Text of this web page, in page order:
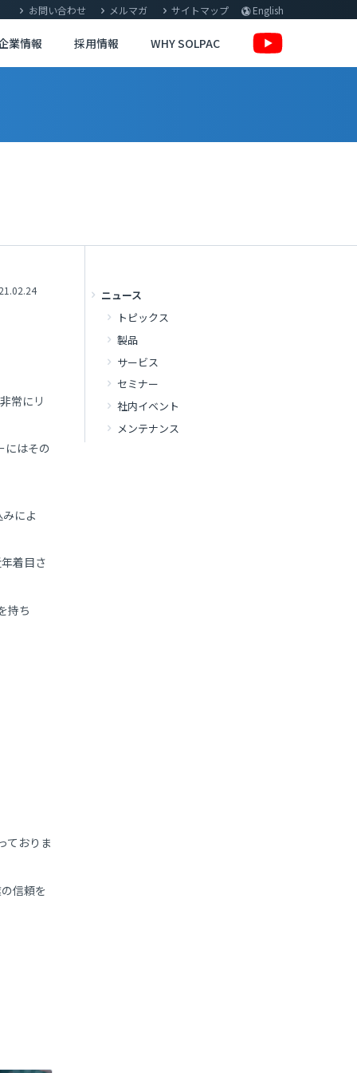
お問い合わせ メルマガ サイトマップ English
業情報 採用情報 WHY SOLPAC
常にリ
にはその
によ
着目さ
持ち
ておりま
信頼を
ニュース
トピックス
製品
サービス
セミナー
社内イベント
メンテナンス